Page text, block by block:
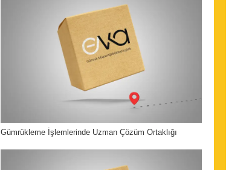
Gümrükleme İşlemlerinde Uzman Çözüm Ortaklığı